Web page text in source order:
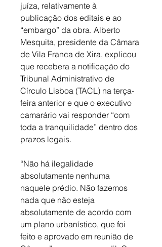
juíza, relativamente à
publicação dos editais e ao
“embargo” da obra. Alberto
Mesquita, presidente da Câmara
de Vila Franca de Xira, explicou
que recebera a notificação do
Tribunal Administrativo de
Círculo Lisboa (TACL) na terça-
feira anterior e que o executivo
camarário vai responder “com
toda a tranquilidade” dentro dos
prazos legais.
“Não há ilegalidade
absolutamente nenhuma
naquele prédio. Não fazemos
nada que não esteja
absolutamente de acordo com
um plano urbanístico, que foi
feito e aprovado em reunião de